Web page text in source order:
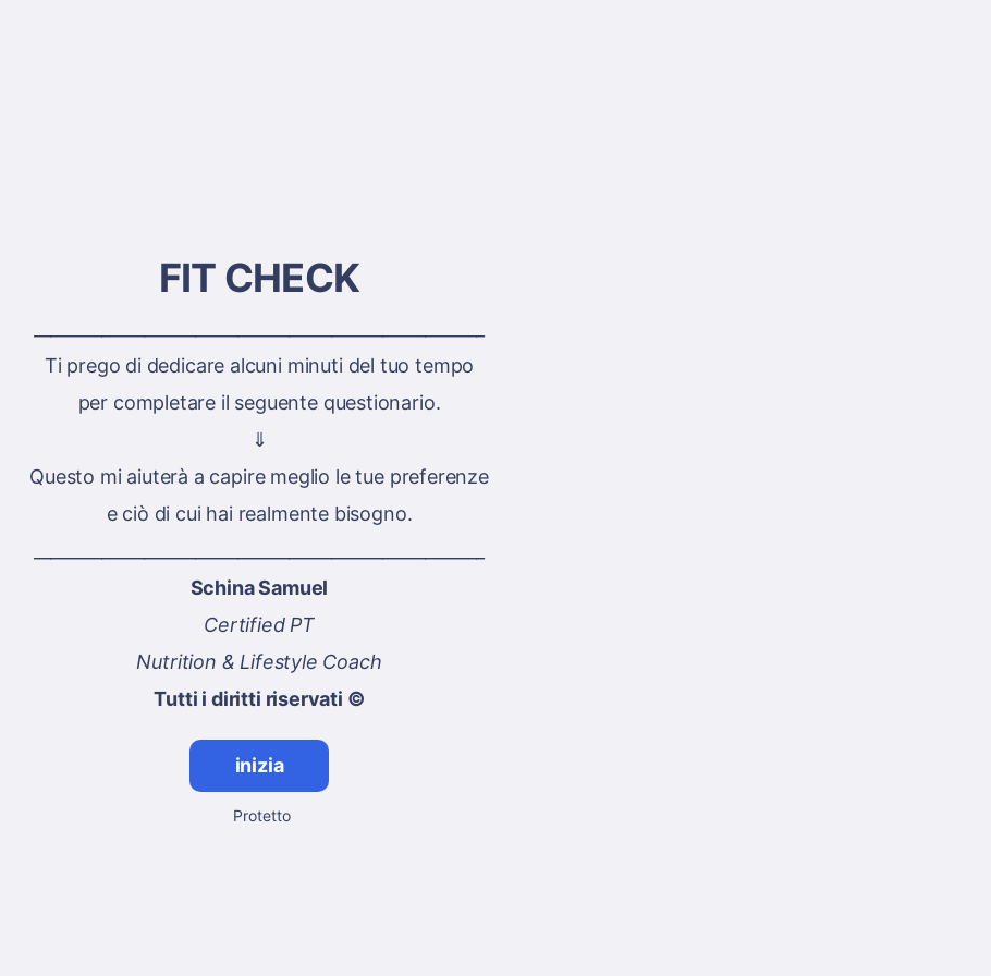
FIT CHECK
Ti prego di dedicare alcuni minuti del tuo tempo
per completare il seguente questionario.
⇓
Questo mi aiuterà a capire meglio le tue preferenze
e ciò di cui hai realmente bisogno.
Schina Samuel
Certified PT
Nutrition & Lifestyle Coach
Tutti i diritti riservati ©
inizia
Protetto